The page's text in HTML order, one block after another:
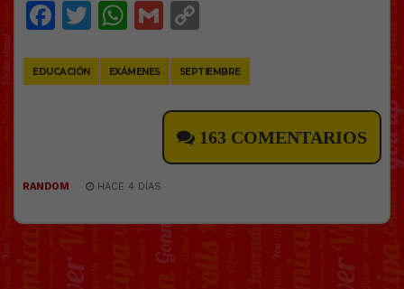
Facebook
Twitter
WhatsApp
Gmail
EDUCACIÓN EXÁMENES SEPTIEMBRE
163 COMENTARIOS
RANDOM HACE 4 DÍAS